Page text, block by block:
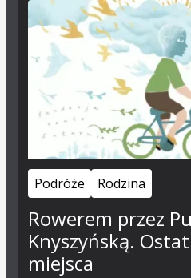
Podróże Rodzina
Rowerem przez
Knyszyńską.
miejsca